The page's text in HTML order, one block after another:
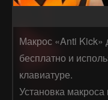
Макрос «Anti Kick»
бесплатно и
клавиатуре.
Установка